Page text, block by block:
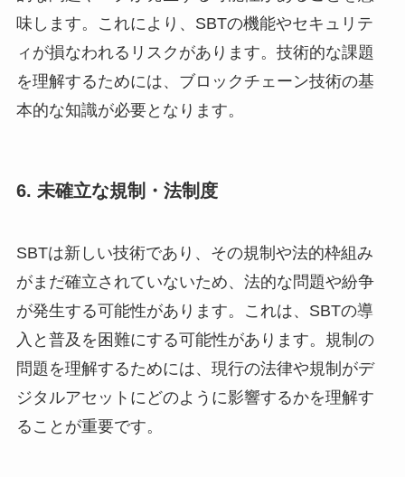
味します。これにより、SBTの機能やセキュリテ
ィが損なわれるリスクがあります。技術的な課題
を理解するためには、ブロックチェーン技術の基
本的な知識が必要となります。
6. 未確立な規制・法制度
SBTは新しい技術であり、その規制や法的枠組み
がまだ確立されていないため、法的な問題や紛争
が発生する可能性があります。これは、SBTの導
入と普及を困難にする可能性があります。規制の
問題を理解するためには、現行の法律や規制がデ
ジタルアセットにどのように影響するかを理解す
ることが重要です。